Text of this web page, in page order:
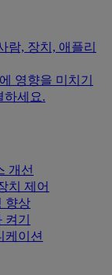
람, 장치, 애플리
영향을 미치기
하세요.
개선
치 제어
향상
기
케이션